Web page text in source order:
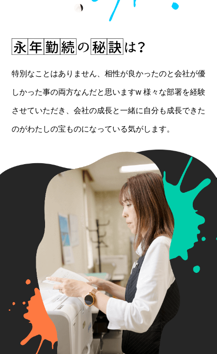
特別なことはありません、相性が良かったのと会社が優
しかった事の両方なんだと思いますw 様々な部署を経験
させていただき、会社の成長と一緒に自分も成長できた
のがわたしの宝ものになっている気がします。